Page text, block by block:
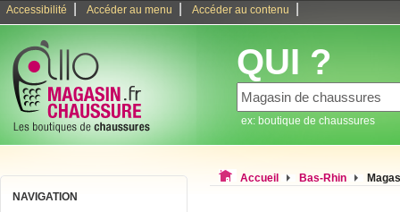
Accessibilité Accéder au menu Accéder au contenu
QUI ?
ex: boutique de chaussures
NAVIGATION
Accueil Bas-Rhin